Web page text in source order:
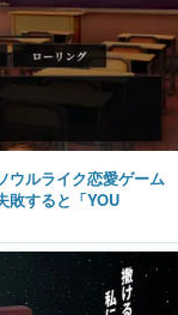
ウルライク恋愛ゲーム
敗すると「YOU